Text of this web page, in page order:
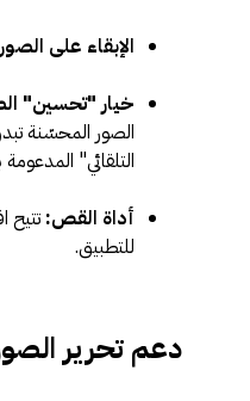
الإبقاء على
خيار "تحسين"
الصور المحسّنة
التلقائي"
أداة القص: تتيح
للتطبيق.
دعم تحرير